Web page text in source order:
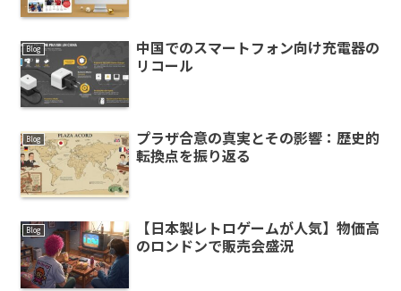
Blog
中国でのスマートフォン向け充電器の
リコール
Blog
プラザ合意の真実とその影響：歴史的
転換点を振り返る
Blog
【日本製レトロゲームが人気】物価高
のロンドンで販売会盛況